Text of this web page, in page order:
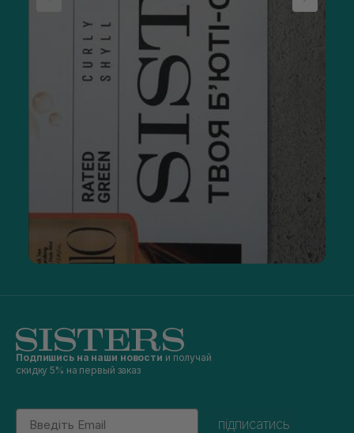
Подпишись на наши новости и получай
скидку 5% на первый заказ
Email
підписатись